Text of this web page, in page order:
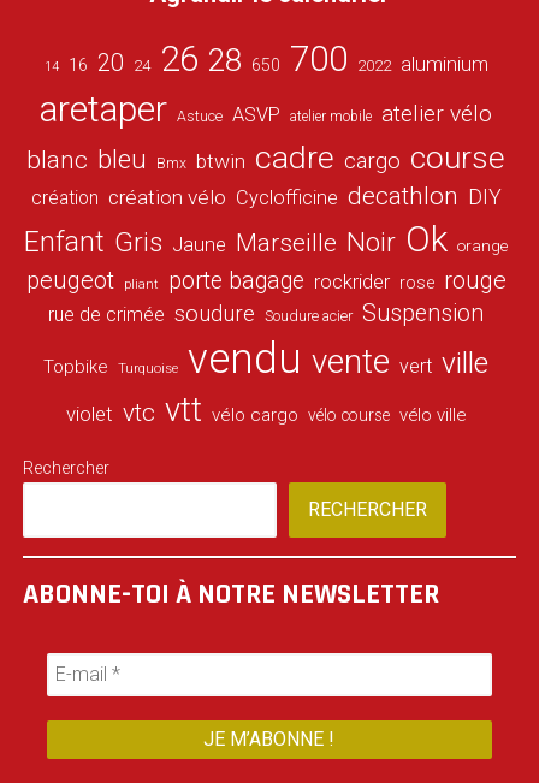
14 16 20 24 26 28 650 700 2022 aluminium
aretaper Astuce ASVP atelier mobile atelier vélo
blanc bleu Bmx btwin cadre cargo course
création création vélo Cyclofficine decathlon DIY
Enfant Gris Jaune Marseille Noir Ok orange
peugeot pliant porte bagage rockrider rose rouge
rue de crimée soudure Soudure acier Suspension
Topbike Turquoise vendu vente vert ville
violet vtc vtt vélo cargo vélo course vélo ville
Rechercher
RECHERCHER
ABONNE-TOI À NOTRE NEWSLETTER